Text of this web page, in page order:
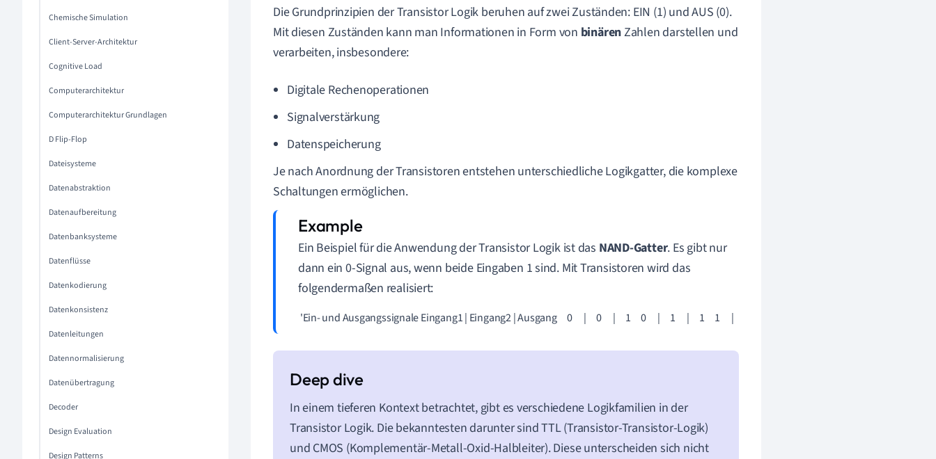
Chemische Simulation
Client-Server-Architektur
Cognitive Load
Computerarchitektur
Computerarchitektur Grundlagen
D Flip-Flop
Dateisysteme
Datenabstraktion
Datenaufbereitung
Datenbanksysteme
Datenflüsse
Datenkodierung
Datenkonsistenz
Datenleitungen
Datennormalisierung
Datenübertragung
Decoder
Design Evaluation
Design Patterns
Die Grundprinzipien der Transistor Logik beruhen auf zwei Zuständen: EIN (1) und AUS (0).
Mit diesen Zuständen kann man Informationen in Form von binärenZahlen darstellen und
verarbeiten, insbesondere:
Digitale Rechenoperationen
Signalverstärkung
Datenspeicherung
Je nach Anordnung der Transistoren entstehen unterschiedliche Logikgatter, die komplexe
Schaltungen ermöglichen.
Ein Beispiel für die Anwendung der Transistor Logik ist das NAND-Gatter. Es gibt nur
dann ein 0-Signal aus, wenn beide Eingaben 1 sind. Mit Transistoren wird das
folgendermaßen realisiert:
'Ein- und Ausgangssignale Eingang1 | Eingang2 | Ausgang     0      |     0      |     1     0      |     1      |     1     1      |     0      |     1     1      |     1      |     0'
In einem tieferen Kontext betrachtet, gibt es verschiedene Logikfamilien in der
Transistor Logik. Die bekanntesten darunter sind TTL (Transistor-Transistor-Logik)
und CMOS (Komplementär-Metall-Oxid-Halbleiter). Diese unterscheiden sich nicht